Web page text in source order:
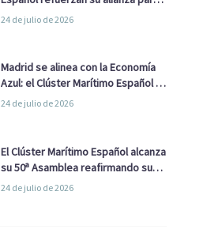
impulsar una estrategia Nacional
24 de julio de 2026
Madrid se alinea con la Economía
Azul: el Clúster Marítimo Español y
la Real Liga Naval avanzan alianzas
24 de julio de 2026
El Clúster Marítimo Español alcanza
su 50ª Asamblea reafirmando su
liderazgo en la Economía Azul
24 de julio de 2026